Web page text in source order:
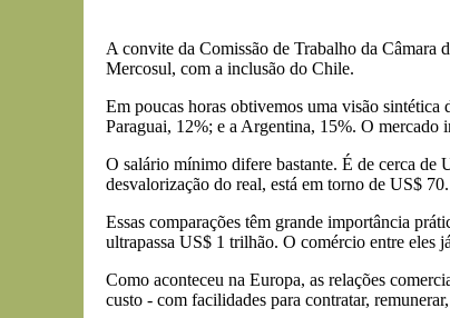
A convite da Comissão de Trabalho da Câmara
Mercosul, com a inclusão do Chile.
Em poucas horas obtivemos uma visão
Paraguai, 12%; e a Argentina, 15%. O mercado
O salário mínimo difere bastante. É de cerca
desvalorização do real, está em torno de US$ 70.
Essas comparações têm grande importância
ultrapassa US$ 1 trilhão. O comércio entre eles
Como aconteceu na Europa, as relações
custo - com facilidades para contratar,